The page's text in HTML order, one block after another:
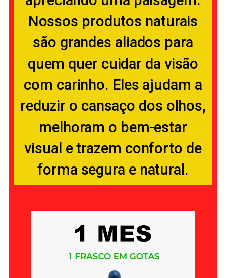
Nossos produtos naturais
são grandes aliados para
quem quer cuidar da visão
com carinho. Eles ajudam a
reduzir o cansaço dos olhos,
melhoram o bem-estar
visual e trazem conforto de
forma segura e natural.